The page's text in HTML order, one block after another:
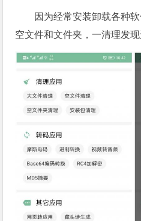
因为经常安装卸载各种
空文件和文件夹，一清理发现